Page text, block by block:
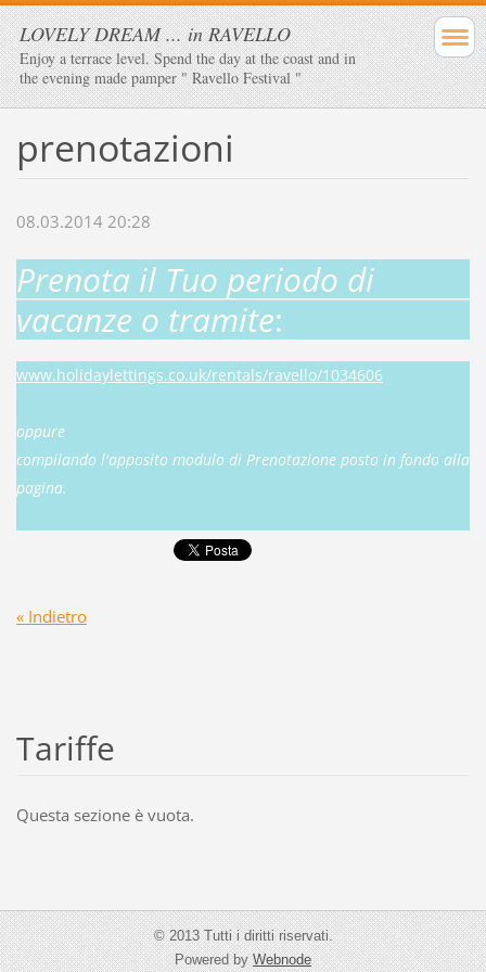
LOVELY DREAM ... in RAVELLO
Enjoy a terrace level. Spend the day at the coast and in
the evening made ​​pamper " Ravello Festival "
prenotazioni
08.03.2014 20:28
Prenota il Tuo periodo di
vacanze o tramite:
www.holidaylettings.co.uk/rentals/ravello/1034606
oppure
compilando l'apposito modulo di Prenotazione posto in fondo alla
pagina.
« Indietro
Tariffe
Questa sezione è vuota.
© 2013 Tutti i diritti riservati.
Powered byWebnode